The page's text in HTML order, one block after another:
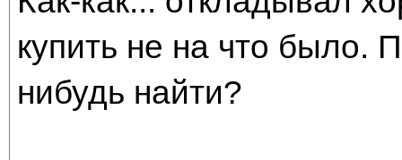
купить не на что было.
нибудь найти?